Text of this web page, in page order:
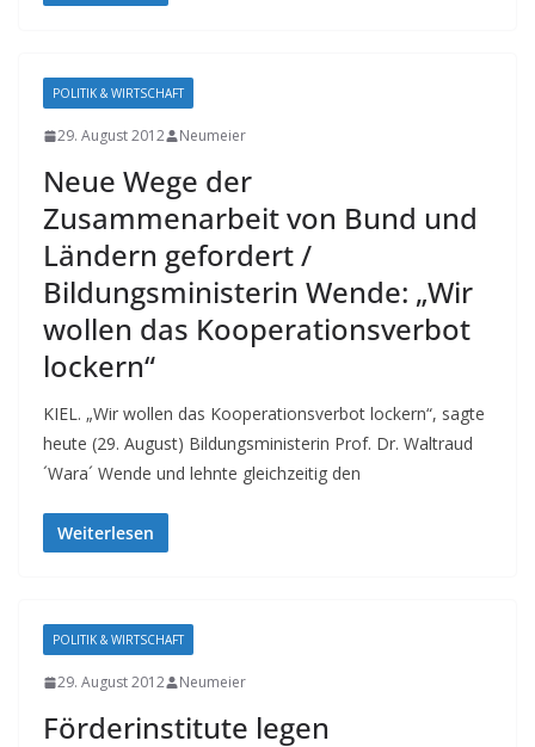
POLITIK & WIRTSCHAFT
29. August 2012 Neumeier
Neue Wege der
Zusammenarbeit von Bund und
Ländern gefordert /
Bildungsministerin Wende: „Wir
wollen das Kooperationsverbot
lockern“
KIEL. „Wir wollen das Kooperationsverbot lockern“, sagte
heute (29. August) Bildungsministerin Prof. Dr. Waltraud
´Wara´ Wende und lehnte gleichzeitig den
Weiterlesen
POLITIK & WIRTSCHAFT
29. August 2012 Neumeier
Förderinstitute legen